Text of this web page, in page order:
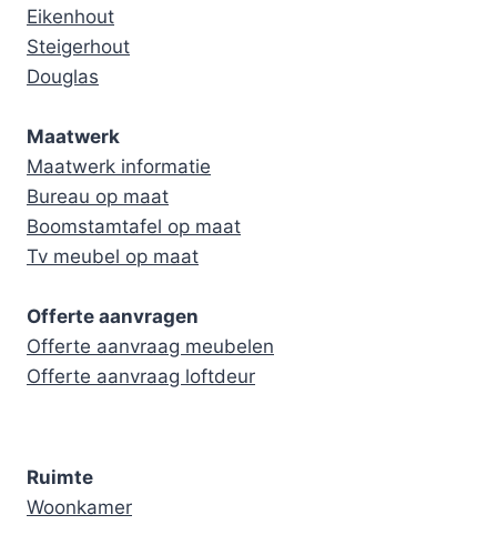
Eikenhout
Steigerhout
Douglas
Maatwerk
Maatwerk informatie
Bureau op maat
Boomstamtafel op maat
Tv meubel op maat
Offerte aanvragen
Offerte aanvraag meubelen
Offerte aanvraag loftdeur
Ruimte
Woonkamer